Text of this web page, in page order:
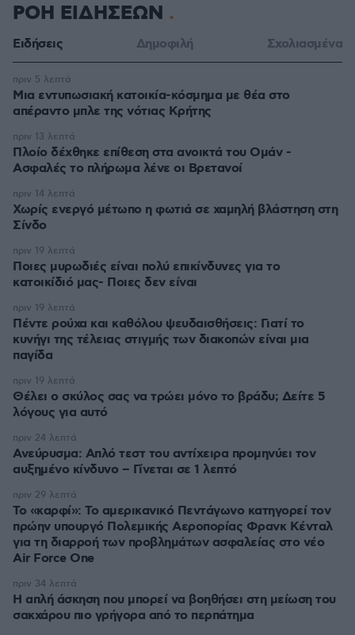
ΡΟΗ ΕΙΔΗΣΕΩΝ
Ειδήσεις Δημοφιλή Σχολιασμένα
Μια εντυπωσιακή κατοικία-κόσμημα με θέα στο
απέραντο μπλε της νότιας Κρήτης
πριν 5 λεπτά
Πλοίο δέχθηκε επίθεση στα ανοικτά του Ομάν -
Ασφαλές το πλήρωμα λένε οι Βρετανοί
πριν 13 λεπτά
Χωρίς ενεργό μέτωπο η φωτιά σε χαμηλή βλάστηση στη
Σίνδο
πριν 14 λεπτά
Ποιες μυρωδιές είναι πολύ επικίνδυνες για το
κατοικίδιό μας- Ποιες δεν είναι
πριν 19 λεπτά
Πέντε ρούχα και καθόλου ψευδαισθήσεις: Γιατί το
κυνήγι της τέλειας στιγμής των διακοπών είναι μια
παγίδα
πριν 19 λεπτά
Θέλει ο σκύλος σας να τρώει μόνο το βράδυ; Δείτε 5
λόγους για αυτό
πριν 19 λεπτά
Ανεύρυσμα: Απλό τεστ του αντίχειρα προμηνύει τον
αυξημένο κίνδυνο – Γίνεται σε 1 λεπτό
πριν 24 λεπτά
Το «καρφί»: Το αμερικανικό Πεντάγωνο κατηγορεί τον
πρώην υπουργό Πολεμικής Αεροπορίας Φρανκ Κένταλ
για τη διαρροή των προβλημάτων ασφαλείας στο νέο
Air Force One
πριν 29 λεπτά
Η απλή άσκηση που μπορεί να βοηθήσει στη μείωση του
σακχάρου πιο γρήγορα από το περπάτημα
πριν 34 λεπτά